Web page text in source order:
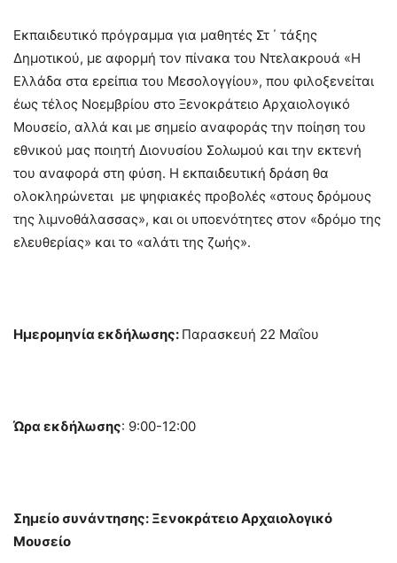
Εκπαιδευτικό πρόγραμμα για μαθητές Στ ΄ τάξης
Δημοτικού, με αφορμή τον πίνακα του Ντελακρουά «Η
Ελλάδα στα ερείπια του Μεσολογγίου», που φιλοξενείται
έως τέλος Νοεμβρίου στο Ξενοκράτειο Αρχαιολογικό
Μουσείο, αλλά και με σημείο αναφοράς την ποίηση του
εθνικού μας ποιητή Διονυσίου Σολωμού και την εκτενή
του αναφορά στη φύση. Η εκπαιδευτική δράση θα
ολοκληρώνεται με ψηφιακές προβολές «στους δρόμους
της λιμνοθάλασσας», και οι υποενότητες στον «δρόμο της
ελευθερίας» και το «αλάτι της ζωής».
Ημερομηνία εκδήλωσης: Παρασκευή 22 Μαΐου
Ώρα εκδήλωσης: 9:00-12:00
Σημείο συνάντησης: Ξενοκράτειο Αρχαιολογικό
Μουσείο